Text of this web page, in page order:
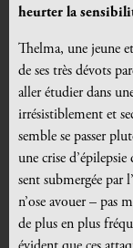
heurter la
Thelma, une jeune
de ses très dévots
aller étudier dans
irrésistiblement et
semble se passer
une crise
sent submergée par
n’ose avouer – pas
de plus en plus